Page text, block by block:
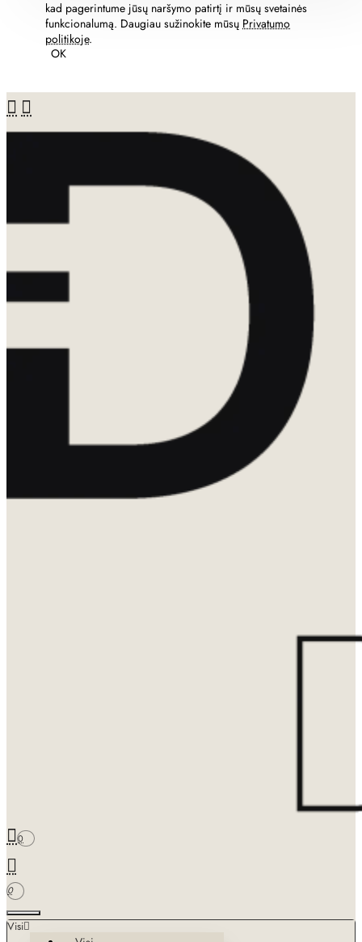
kad pagerintume jūsų naršymo patirtį ir mūsų svetainės
funkcionalumą. Daugiau sužinokite mūsų Privatumo
politikoje.
OK
0
0
Visi